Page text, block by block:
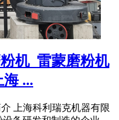
机_雷蒙磨粉机
海 ...
上海科利瑞克机器有限